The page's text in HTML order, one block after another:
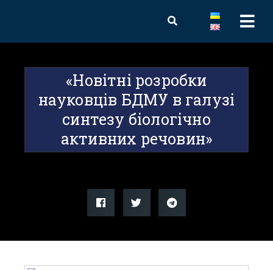
«Новітні розробки
науковців БДМУ в галузі
синтезу біологічно
активних речовин»